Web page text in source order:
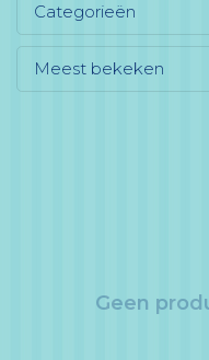
Categorieën
Meest bekeken
Geen